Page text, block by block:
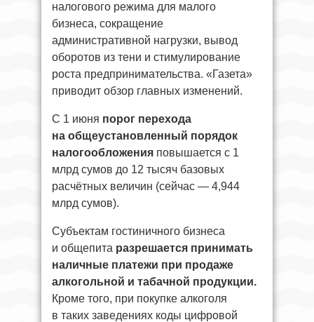
налогового режима для малого
бизнеса, сокращение
административной нагрузки, вывод
оборотов из тени и стимулирование
роста предпринимательства. «Газета»
приводит обзор главных изменений.
С 1 июня порог перехода
на общеустановленный порядок
налогообложения повышается с 1
млрд сумов до 12 тысяч базовых
расчётных величин (сейчас — 4,944
млрд сумов).
Субъектам гостиничного бизнеса
и общепита разрешается принимать
наличные платежи при продаже
алкогольной и табачной продукции.
Кроме того, при покупке алкоголя
в таких заведениях коды цифровой